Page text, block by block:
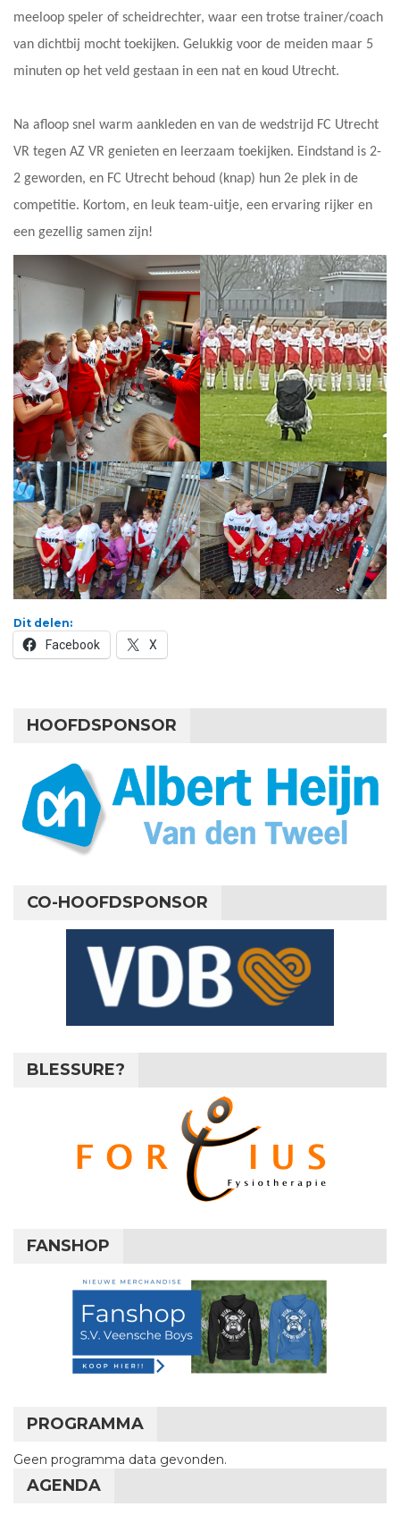
meeloop speler of scheidrechter, waar een trotse trainer/coach
van dichtbij mocht toekijken. Gelukkig voor de meiden maar 5
minuten op het veld gestaan in een nat en koud Utrecht.
Na afloop snel warm aankleden en van de wedstrijd FC Utrecht
VR tegen AZ VR genieten en leerzaam toekijken. Eindstand is 2-
2 geworden, en FC Utrecht behoud (knap) hun 2e plek in de
competitie. Kortom, en leuk team-uitje, een ervaring rijker en
een gezellig samen zijn!
Dit delen:
Facebook X
HOOFDSPONSOR
CO-HOOFDSPONSOR
BLESSURE?
FANSHOP
PROGRAMMA
Geen programma data gevonden.
AGENDA